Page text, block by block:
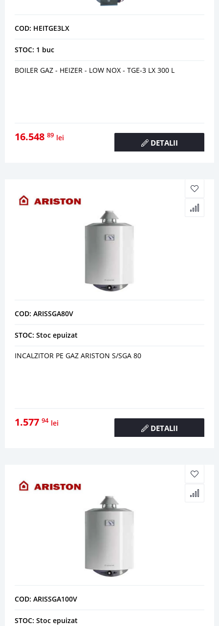
COD: HEITGE3LX
STOC: 1 buc
BOILER GAZ - HEIZER - LOW NOX - TGE-3 LX 300 L
16.548 89 lei
DETALII
COD: ARISSGA80V
STOC: Stoc epuizat
INCALZITOR PE GAZ ARISTON S/SGA 80
1.577 94 lei
DETALII
COD: ARISSGA100V
STOC: Stoc epuizat